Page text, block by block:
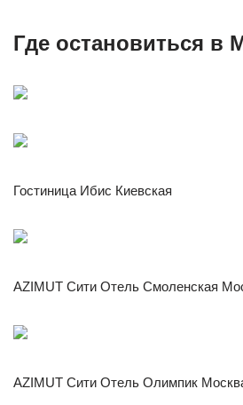
Где остановиться в
Гостиница Ибис Киевская
AZIMUT Сити Отель Смоленская
AZIMUT Сити Отель Олимпик